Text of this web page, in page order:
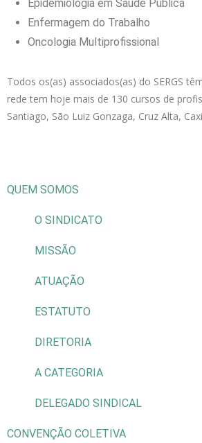
Epidemiologia em Saúde Pública
Enfermagem do Trabalho
Oncologia Multiprofissional
Todos os(as) associados(as) do SERGS
rede tem hoje mais de 130 cursos de
Santiago, São Luiz Gonzaga, Cruz Alta,
QUEM SOMOS
O SINDICATO
MISSÃO
ATUAÇÃO
ESTATUTO
DIRETORIA
A CATEGORIA
DELEGADO SINDICAL
CONVENÇÃO COLETIVA